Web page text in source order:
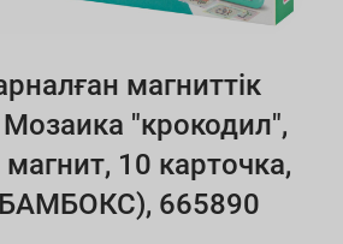
магниттік
"крокодил",
10 карточка,
665890